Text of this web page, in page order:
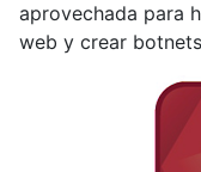
aprovechada para
web y crear